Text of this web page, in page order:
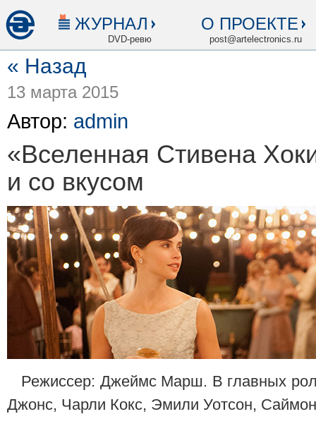
ЖУРНАЛ
DVD-ревю
О ПРОЕКТЕ
post@artelectronics.ru
« Назад
13 марта 2015
Автор: admin
«Вселенная Стивена
и со вкусом
Режиссер: Джеймс Марш. В главных
Джонс, Чарли Кокс, Эмили Уотсон,